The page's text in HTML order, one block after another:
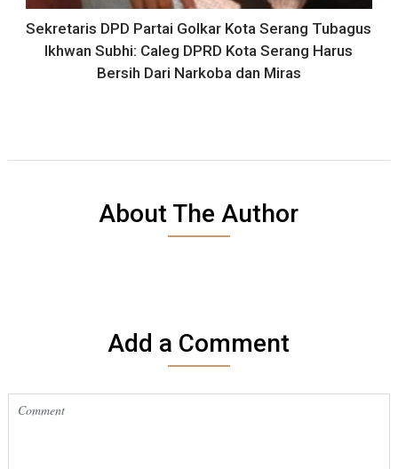
Sekretaris DPD Partai Golkar Kota Serang Tubagus
Ikhwan Subhi: Caleg DPRD Kota Serang Harus
Bersih Dari Narkoba dan Miras
About The Author
Add a Comment